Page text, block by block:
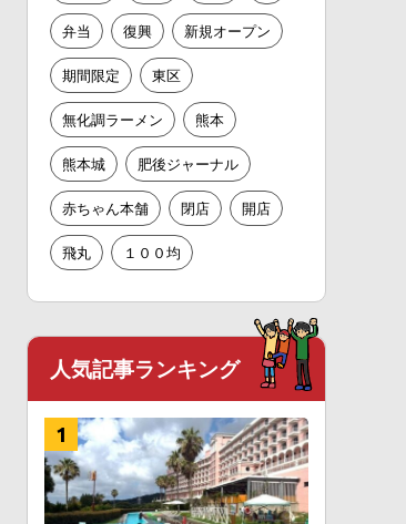
弁当 復興 新規オープン
期間限定 東区
無化調ラーメン 熊本
熊本城 肥後ジャーナル
赤ちゃん本舗 閉店 開店
飛丸 １００均
人気記事ランキング